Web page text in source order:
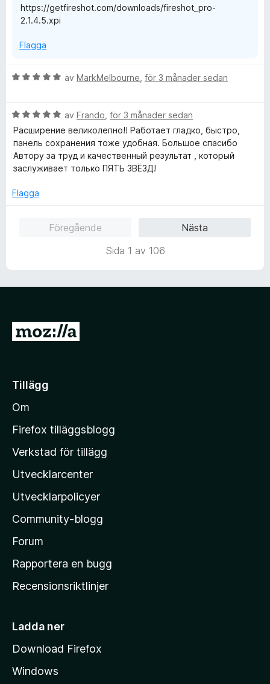
https://getfireshot.com/downloads/fireshot_pro-
2.1.4.5.xpi
Flagga
B
y
g
s
a
t
5
av MarkMelbourne för 3 månader sedan
B
e
t
y
g
a
av Frando för 3 månader sedan
Расширение великолепно!! Работает гладко, быстро,
панель сохранения тоже удобная. Большое спасибо
Автору за труд и качественный результат , который
заслуживает только ПЯТЬ ЗВЁЗД!
Flagga
Föregående
Nästa
Sida 1 av 106
G
i
l
M
z
i
l
a
s
h
m
i
a
Tillägg
Om
Firefox tilläggsblogg
Verkstad för tillägg
Utvecklarcenter
Utvecklarpolicyer
Community-blogg
Forum
Rapportera en bugg
Recensionsriktlinjer
Ladda ner
Download Firefox
Windows